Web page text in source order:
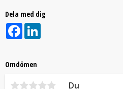
Dela med dig
Facebook
Omdömen
Du